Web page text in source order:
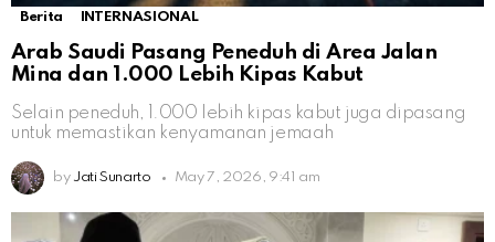
Berita INTERNASIONAL
Arab Saudi Pasang Peneduh di Area Jalan
Mina dan 1.000 Lebih Kipas Kabut
Selain peneduh, 1.000 lebih kipas kabut juga dipasang
untuk memastikan kenyamanan jemaah
by Jati Sunarto May 7, 2026, 9:41 am